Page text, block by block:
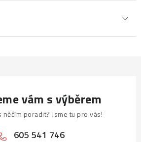
vám s výběrem
poradit? Jsme tu pro vás!
605 541 746